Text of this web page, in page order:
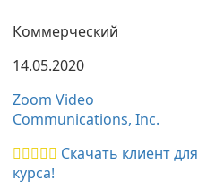
Коммерческий
14.05.2020
Zoom Video
Communications, Inc.
Скачать клиент для
курса!